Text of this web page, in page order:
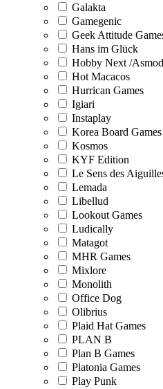
Galakta
Gamegenic
Geek Attitude
Hans im Glück
Hobby Next /
Hot Macacos
Hurrican Games
Igiari
Instaplay
Korea Board Games
Kosmos
KYF Edition
Le Sens des
Lemada
Libellud
Lookout Games
Ludically
Matagot
MHR Games
Mixlore
Monolith
Office Dog
Olibrius
Plaid Hat Games
PLAN B
Plan B Games
Platonia Games
Play Punk